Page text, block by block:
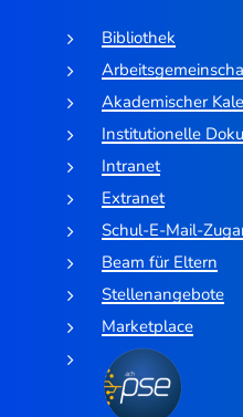
Bibliothek
Akademischer
Institutionelle
Intranet
Extranet
Schul-E-Mail-
Beam für Eltern
Stellenangebote
Marketplace